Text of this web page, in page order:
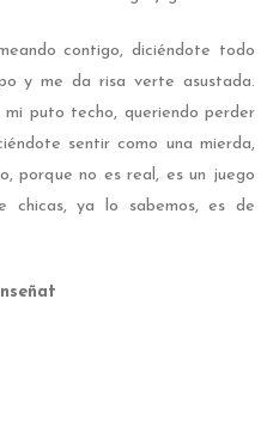
contigo, diciéndote todo
y me da risa verte asustada.
mi puto techo, queriendo perder
sentir como una mierda,
porque no es real, es un juego
chicas, ya lo sabemos, es de